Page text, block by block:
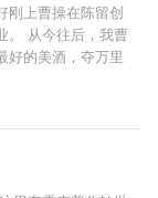
刚上曹操在陈留创
。 从今往后，我曹
好的美酒，夺万里